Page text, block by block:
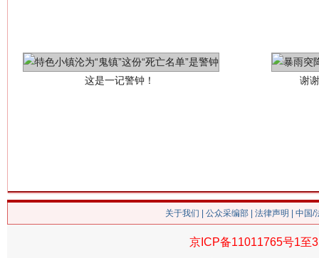
今
关于我们 公众采编部 法律声明 | 中国
京ICP备11011765号1至